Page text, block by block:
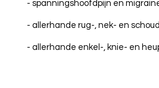
- spanningshoofdpijn en
- allerhande rug-, nek- en
- allerhande enkel-, knie- en